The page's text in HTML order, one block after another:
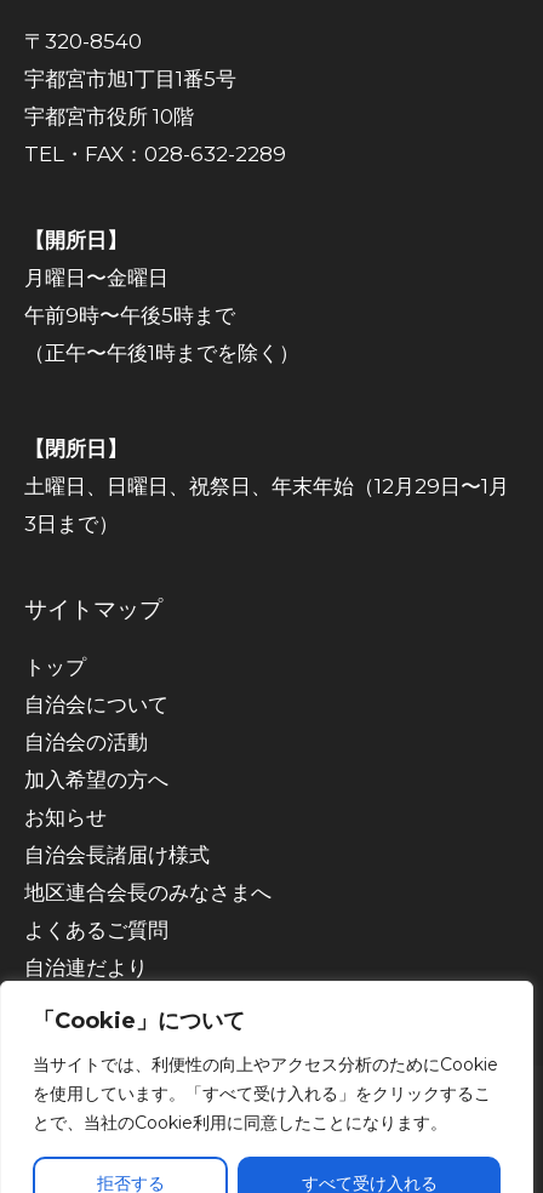
「Cookie」について
当サイトでは、利便性の向上やアクセス分析のためにCookie
を使用しています。「すべて受け入れる」をクリックするこ
とで、当社のCookie利用に同意したことになります。
拒否する すべて受け入れる
〒320-8540
宇都宮市旭1丁目1番5号
宇都宮市役所 10階
TEL・FAX：028-632-2289
【開所日】
月曜日〜金曜日
午前9時〜午後5時まで
（正午〜午後1時までを除く）
【閉所日】
土曜日、日曜日、祝祭日、年末年始（12月29日〜1月
3日まで）
サイトマップ
トップ
自治会について
自治会の活動
加入希望の方へ
お知らせ
自治会長諸届け様式
地区連合会長のみなさまへ
よくあるご質問
自治連だより